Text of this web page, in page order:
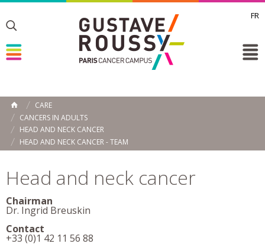
FR
Toggle
Toggle
HOME
CARE
CANCERS IN ADULTS
HEAD AND NECK CANCER
HEAD AND NECK CANCER - TEAM
Head and neck cancer
Chairman
Dr. Ingrid Breuskin
Contact
+33 (0)1 42 11 56 88